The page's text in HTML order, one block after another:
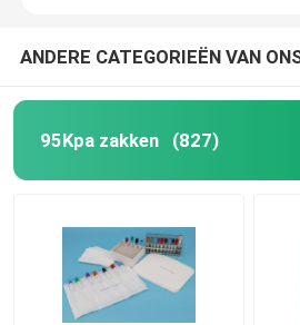
ANDERE CATEGORIEËN VAN
95Kpa zakken (827)